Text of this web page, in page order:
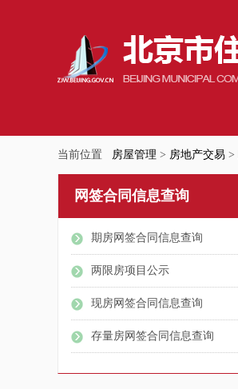
当前位置 房屋管理 > 房地产交易 >
网签合同信息查询
期房网签合同信息查询
两限房项目公示
现房网签合同信息查询
存量房网签合同信息查询